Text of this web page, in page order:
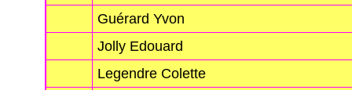
Guérard Yvon
Jolly Edouard
Legendre Colette